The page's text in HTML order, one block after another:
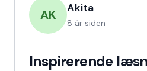
AK Akita
8 år siden
Inspirerende